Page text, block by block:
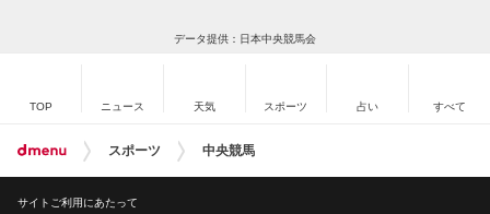
データ提供：日本中央競馬会
TOP ニュース 天気 スポーツ 占い すべて
スポーツ 中央競馬
サイトご利用にあたって